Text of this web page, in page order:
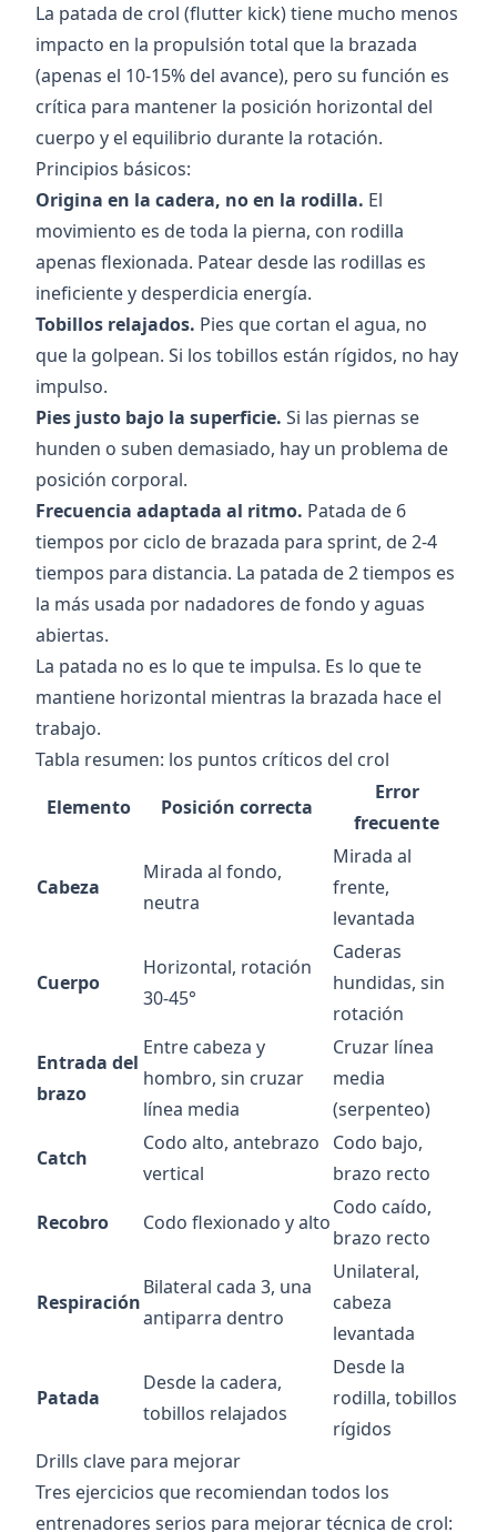
La patada de crol (flutter kick) tiene mucho menos
impacto en la propulsión total que la brazada
(apenas el 10-15% del avance), pero su función es
crítica para mantener la posición horizontal del
cuerpo y el equilibrio durante la rotación.
Principios básicos:
Origina en la cadera, no en la rodilla. El
movimiento es de toda la pierna, con rodilla
apenas flexionada. Patear desde las rodillas es
ineficiente y desperdicia energía.
Tobillos relajados. Pies que cortan el agua, no
que la golpean. Si los tobillos están rígidos, no hay
impulso.
Pies justo bajo la superficie. Si las piernas se
hunden o suben demasiado, hay un problema de
posición corporal.
Frecuencia adaptada al ritmo. Patada de 6
tiempos por ciclo de brazada para sprint, de 2-4
tiempos para distancia. La patada de 2 tiempos es
la más usada por nadadores de fondo y aguas
abiertas.
La patada no es lo que te impulsa. Es lo que te
mantiene horizontal mientras la brazada hace el
trabajo.
Tabla resumen: los puntos críticos del crol
Elemento
Posición correcta
Error
frecuente
Cabeza
Mirada al fondo,
neutra
Mirada al
frente,
levantada
Cuerpo
Horizontal, rotación
30-45°
Caderas
hundidas, sin
rotación
Entrada del
brazo
Entre cabeza y
hombro, sin cruzar
línea media
Cruzar línea
media
(serpenteo)
Catch
Codo alto, antebrazo
vertical
Codo bajo,
brazo recto
Recobro
Codo flexionado y alto
Codo caído,
brazo recto
Respiración
Bilateral cada 3, una
antiparra dentro
Unilateral,
cabeza
levantada
Patada
Desde la cadera,
tobillos relajados
Desde la
rodilla, tobillos
rígidos
Drills clave para mejorar
Tres ejercicios que recomiendan todos los
entrenadores serios para mejorar técnica de crol: